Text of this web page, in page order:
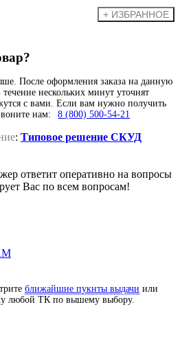
После оформления заказа на данную
нескольких минут уточнят
с вами. Если вам нужно получить
нам:
8 (800) 500-54-21
: Типовое решение СКУД
ответит оперативно на вопросы
Вас по всем вопросам!
ближайшие пукнты выдачи или
любой ТК по вышему выбору.